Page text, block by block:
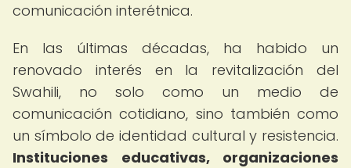
comunicación interétnica.
En las últimas décadas, ha habido un
renovado interés en la revitalización del
Swahili, no solo como un medio de
comunicación cotidiano, sino también como
un símbolo de identidad cultural y resistencia.
Instituciones educativas, organizaciones